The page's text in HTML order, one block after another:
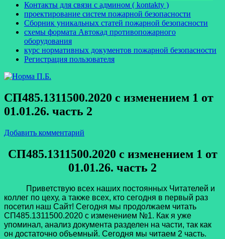
Контакты для связи с админом ( kontakty )
проектирование систем пожарной безопасности
Сборник уникальных статей пожарной безопасности
схемы формата Автокад противопожарного
оборудования
курс нормативных документов пожарной безопасности
Регистрация пользователя
СП485.1311500.2020 с изменением 1 от
01.01.26. часть 2
Добавить комментарий
СП485.1311500.2020 с изменением 1 от
01.01.26. часть 2
Приветствую всех наших постоянных Читателей и
коллег по цеху, а также всех, кто сегодня в первый раз
посетил наш Сайт! Сегодня мы продолжаем читать
СП485.1311500.2020 с изменением №1. Как я уже
упоминал, анализ документа разделен на части, так как
он достаточно объемный. Сегодня мы читаем 2 часть.